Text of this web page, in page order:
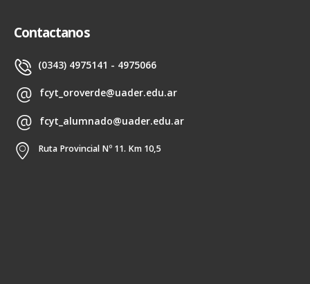
Contactanos
(0343) 4975141 - 4975066
fcyt_oroverde@uader.edu.ar
fcyt_alumnado@uader.edu.ar
Ruta Provincial Nº 11. Km 10,5